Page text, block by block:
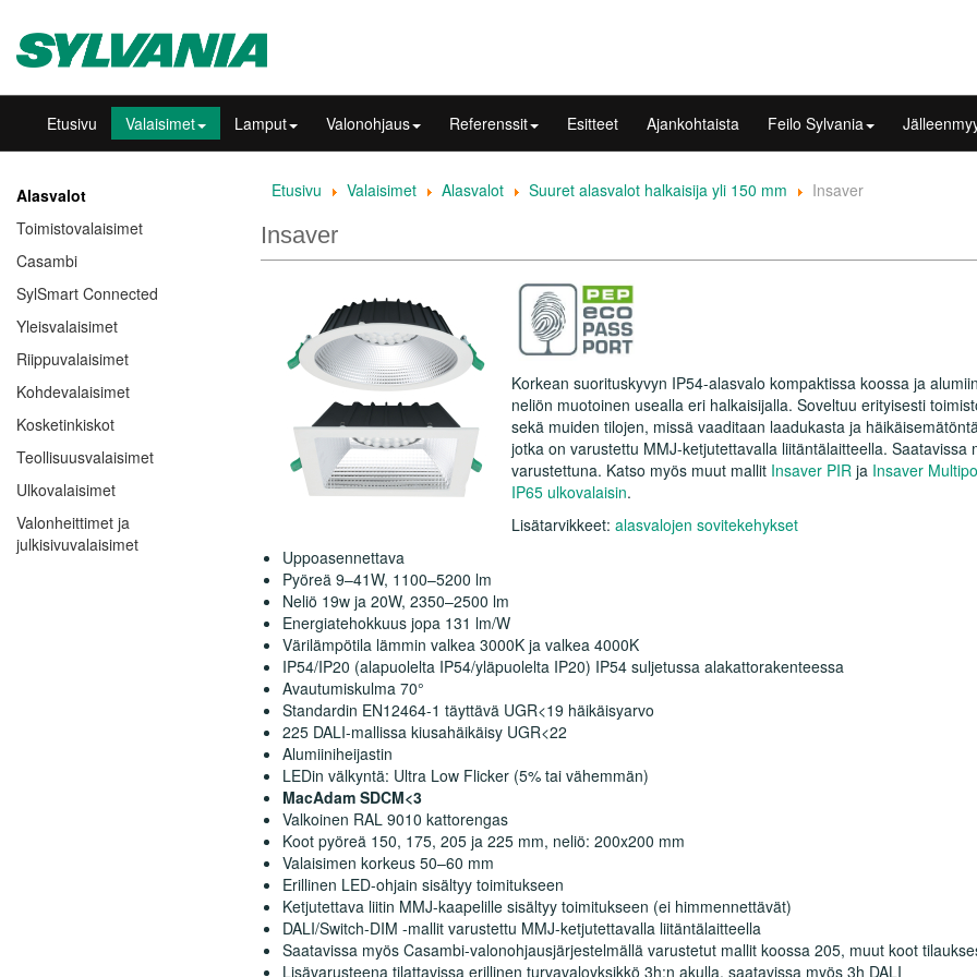
Etusivu Valaisimet Lamput Valonohjaus Referenssit Esitteet Ajankohtaista Feilo Sylvania
Alasvalot
Toimistovalaisimet
Casambi
SylSmart Connected
Yleisvalaisimet
Riippuvalaisimet
Kohdevalaisimet
Kosketinkiskot
Teollisuusvalaisimet
Ulkovalaisimet
Valonheittimet ja
julkisivuvalaisimet
Etusivu Valaisimet Alasvalot Suuret alasvalot halkaisija yli 150 mm Insaver
Insaver
Korkean suorituskyvyn IP54-alasvalo kompaktissa koossa ja
neliön muotoinen usealla eri halkaisijalla. Soveltuu erityisesti
sekä muiden tilojen, missä vaaditaan laadukasta ja
jotka on varustettu MMJ-ketjutettavalla liitäntälaitteella.
varustettuna. Katso myös muut mallit Insaver PIR ja Insaver
IP65 ulkovalaisin.
Lisätarvikkeet: alasvalojen sovitekehykset
Uppoasennettava
Pyöreä 9–41W, 1100–5200 lm
Neliö 19w ja 20W, 2350–2500 lm
Energiatehokkuus jopa 131 lm/W
Värilämpötila lämmin valkea 3000K ja valkea 4000K
IP54/IP20 (alapuolelta IP54/yläpuolelta IP20) IP54 suljetussa alakattorakenteessa
Avautumiskulma 70°
Standardin EN12464-1 täyttävä UGR<19 häikäisyarvo
225 DALI-mallissa kiusahäikäisy UGR<22
Alumiiniheijastin
LEDin välkyntä: Ultra Low Flicker (5% tai vähemmän)
MacAdam SDCM<3
Valkoinen RAL 9010 kattorengas
Koot pyöreä 150, 175, 205 ja 225 mm, neliö: 200x200 mm
Valaisimen korkeus 50–60 mm
Erillinen LED-ohjain sisältyy toimitukseen
Ketjutettava liitin MMJ-kaapelille sisältyy toimitukseen (ei himmennettävät)
DALI/Switch-DIM -mallit varustettu MMJ-ketjutettavalla liitäntälaitteella
Saatavissa myös Casambi-valonohjausjärjestelmällä varustetut mallit koossa 205, muut koot
Lisävarusteena tilattavissa erillinen turvavaloyksikkö 3h:n akulla, saatavissa myös 3h DALI